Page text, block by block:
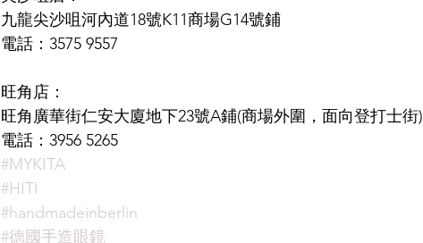
九龍尖沙咀河內道18號K11商場G14號鋪
電話：3575 9557
旺角店：
旺角廣華街仁安大廈地下23號A鋪(商場外圍，面向登打士街)
電話：3956 5265
#MYKITA
#HITI
#handmadeinberlin
#德國手造眼鏡